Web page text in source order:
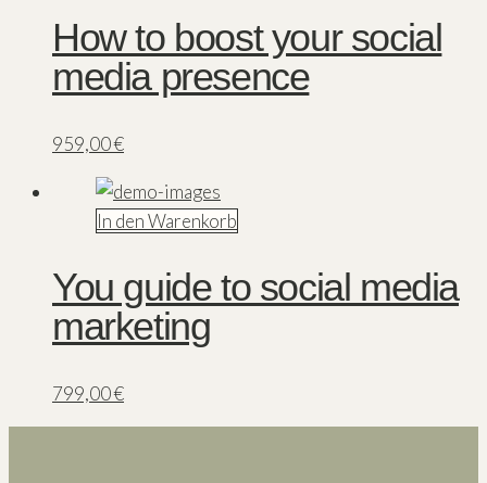
How to boost your social
media presence
959,00€
In den Warenkorb
You guide to social media
marketing
799,00€